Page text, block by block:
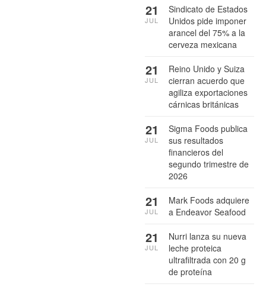
Sindicato de Estados
Unidos pide imponer
arancel del 75% a la
cerveza mexicana
21
JUL
Reino Unido y Suiza
cierran acuerdo que
agiliza exportaciones
cárnicas británicas
21
JUL
Sigma Foods publica
sus resultados
financieros del
segundo trimestre de
2026
21
JUL
Mark Foods adquiere
a Endeavor Seafood
21
JUL
Nurri lanza su nueva
leche proteica
ultrafiltrada con 20 g
de proteína
21
JUL